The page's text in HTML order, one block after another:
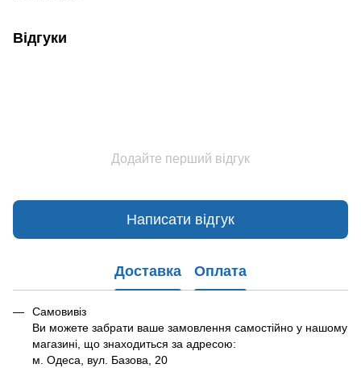
Відгуки
Додайте перший відгук
Написати відгук
Доставка Оплата
Самовивіз
Ви можете забрати ваше замовлення самостійно у нашому
магазині, що знаходиться за адресою:
м. Одеса, вул. Базова, 20